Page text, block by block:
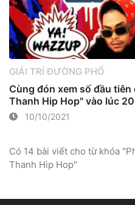
GIẢI TRÍ ĐƯỜNG PHỐ
Cùng đón xem số đầu
Thanh Hip Hop" vào lúc
10/10/2021
Có 14 bài viết cho từ khóa
Thanh Hip Hop"